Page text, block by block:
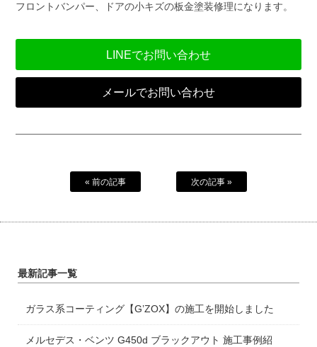
フロントバンパー、ドアの小キズの板金塗装修理になります。
LINEでお問い合わせ
メールでお問い合わせ
« 前の記事 次の記事 »
最新記事一覧
ガラス系コーティング【G’ZOX】の施工を開始しました
メルセデス・ベンツ G450d ブラックアウト 施工事例紹